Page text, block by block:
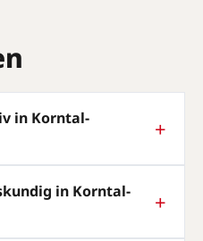
in Korntal-
in Korntal-